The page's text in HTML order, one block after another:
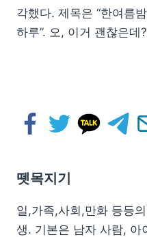
각했다. 제목은 “한여름
하루”. 오, 이거 괜찮은데?
뗏목지기
일,가족,사회,만화 등등
생. 기본은 남자 사람, 아